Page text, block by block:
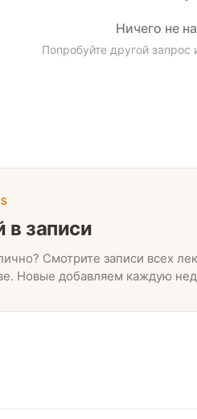
Ничего не
Попробуйте другой запрос
в записи
Смотрите записи всех
Новые добавляем каждую